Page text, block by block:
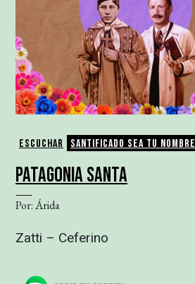
Escuchar Santificado sea tu nombre
PATAGONIA SANTA
Por: Árida
Zatti – Ceferino